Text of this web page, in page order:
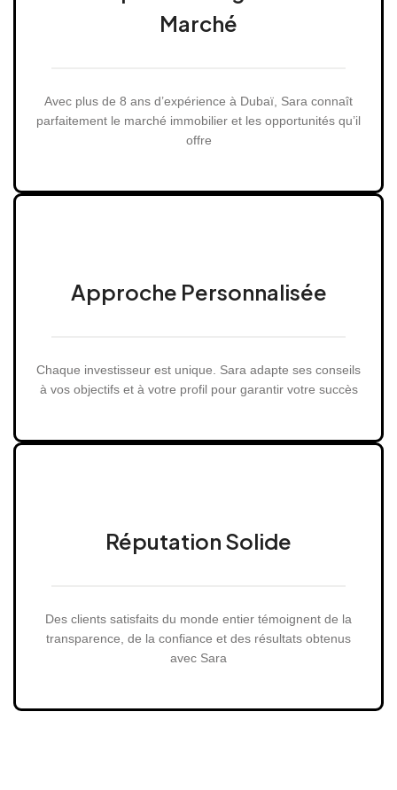
Marché
Avec plus de 8 ans d’expérience à Dubaï, Sara connaît
parfaitement le marché immobilier et les opportunités qu’il
offre
Approche Personnalisée
Chaque investisseur est unique. Sara adapte ses conseils
à vos objectifs et à votre profil pour garantir votre succès
Réputation Solide
Des clients satisfaits du monde entier témoignent de la
transparence, de la confiance et des résultats obtenus
avec Sara